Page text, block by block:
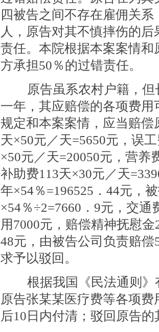
四被告之间不存在雇佣关
人，原告对其不慎摔伤的
责任。本院根据本案案情
方承担50％的过错责任。
原告虽系农村户籍，但
一年，其应赔偿的各项费
规定和本案案情，应当赔偿
天×50元／天=5650元，误
×50元／天=20050元，营养
补助费113天×30元／天
年×54％=196525．44元，
×54％÷2=7660．9元，交
用7000元，赔偿精神抚慰
48元，由被告公司负责赔偿
求予以驳回。
根据我国《民法通则》
原告张某某医疗费等各项
后10日内付清；驳回原告